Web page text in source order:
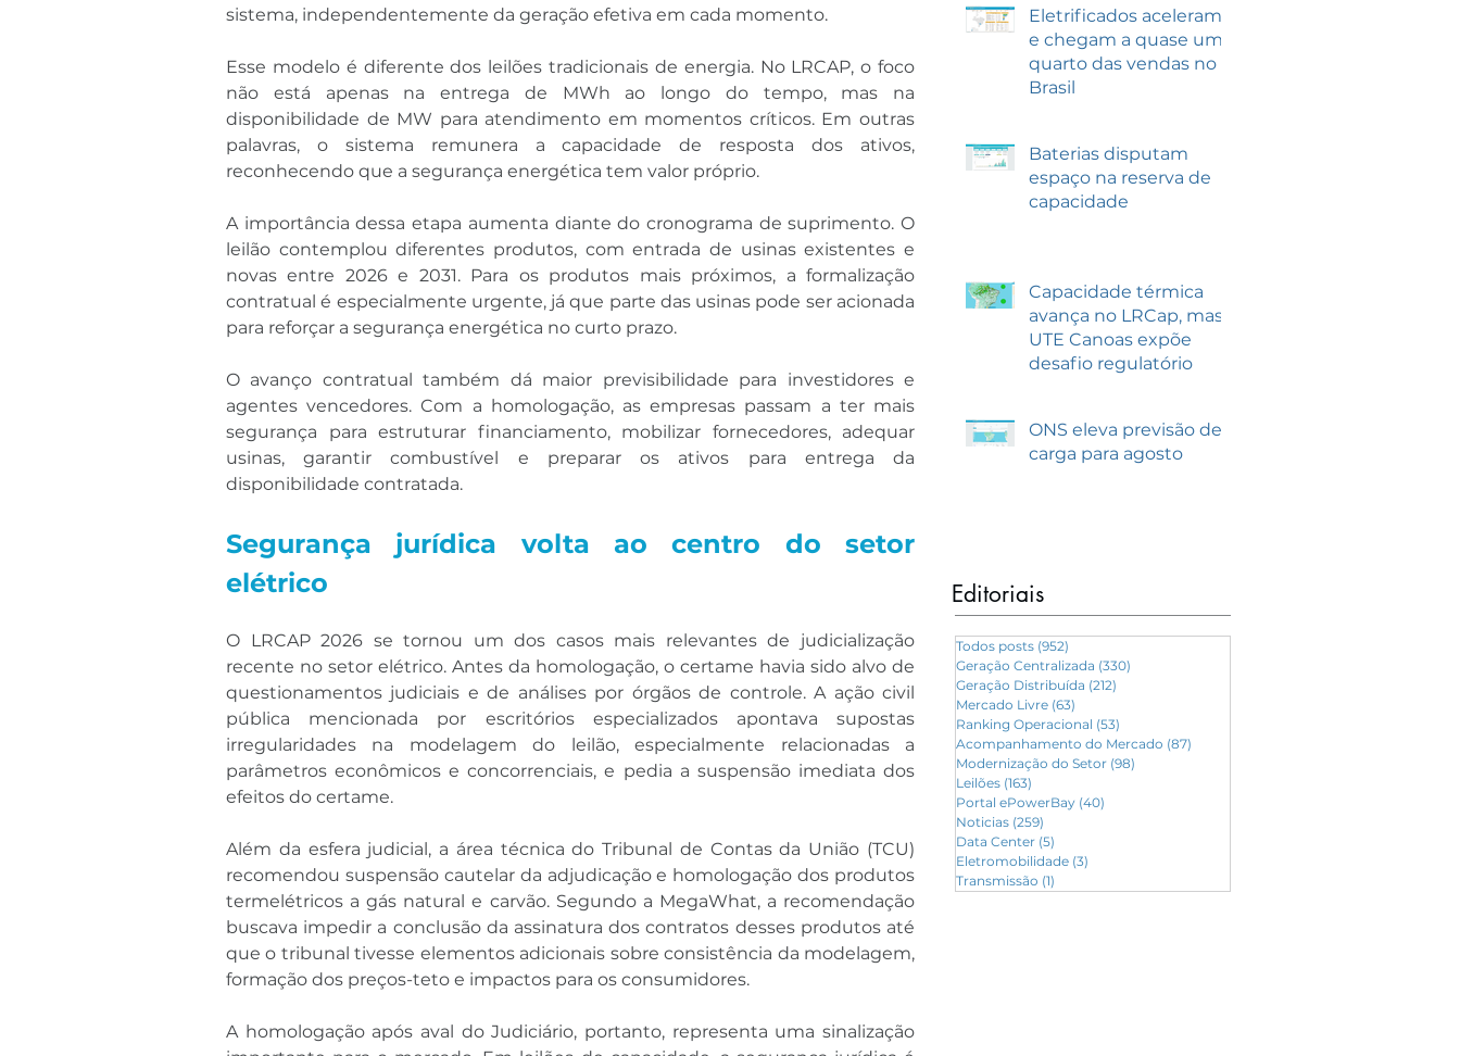
sistema, independentemente da geração efetiva em cada momento.
Esse modelo é diferente dos leilões tradicionais de energia. No LRCAP, o foco
não está apenas na entrega de MWh ao longo do tempo, mas na
disponibilidade de MW para atendimento em momentos críticos. Em outras
palavras, o sistema remunera a capacidade de resposta dos ativos,
reconhecendo que a segurança energética tem valor próprio.
A importância dessa etapa aumenta diante do cronograma de suprimento. O
leilão contemplou diferentes produtos, com entrada de usinas existentes e
novas entre 2026 e 2031. Para os produtos mais próximos, a formalização
contratual é especialmente urgente, já que parte das usinas pode ser acionada
para reforçar a segurança energética no curto prazo.
O avanço contratual também dá maior previsibilidade para investidores e
agentes vencedores. Com a homologação, as empresas passam a ter mais
segurança para estruturar financiamento, mobilizar fornecedores, adequar
usinas, garantir combustível e preparar os ativos para entrega da
disponibilidade contratada.
Segurança jurídica volta ao centro do setor
elétrico
O LRCAP 2026 se tornou um dos casos mais relevantes de judicialização
recente no setor elétrico. Antes da homologação, o certame havia sido alvo de
questionamentos judiciais e de análises por órgãos de controle. A ação civil
pública mencionada por escritórios especializados apontava supostas
irregularidades na modelagem do leilão, especialmente relacionadas a
parâmetros econômicos e concorrenciais, e pedia a suspensão imediata dos
efeitos do certame.
Além da esfera judicial, a área técnica do Tribunal de Contas da União (TCU)
recomendou suspensão cautelar da adjudicação e homologação dos produtos
termelétricos a gás natural e carvão. Segundo a MegaWhat, a recomendação
buscava impedir a conclusão da assinatura dos contratos desses produtos até
que o tribunal tivesse elementos adicionais sobre consistência da modelagem,
formação dos preços-teto e impactos para os consumidores.
A homologação após aval do Judiciário, portanto, representa uma sinalização
Eletrificados aceleram
e chegam a quase um
quarto das vendas no
Brasil
Baterias disputam
espaço na reserva de
capacidade
Capacidade térmica
avança no LRCap, mas
UTE Canoas expõe
desafio regulatório
ONS eleva previsão de
carga para agosto
Editoriais
Todos posts (952)
Geração Centralizada (330)
Geração Distribuída (212)
Mercado Livre (63)
Ranking Operacional (53)
Acompanhamento do Mercado (87)
Modernização do Setor (98)
Leilões (163)
Portal ePowerBay (40)
Noticias (259)
Data Center (5)
Eletromobilidade (3)
Transmissão (1)